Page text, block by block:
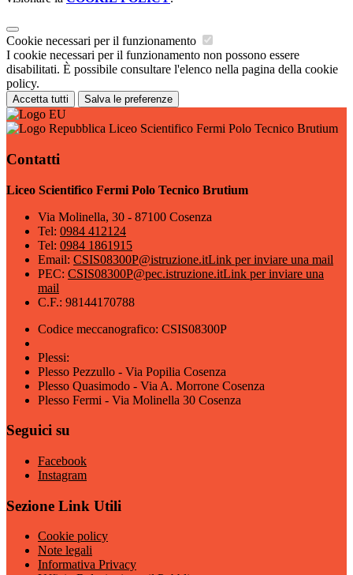
Cookie necessari per il funzionamento
I cookie necessari per il funzionamento non possono essere
disabilitati. È possibile consultare l'elenco nella pagina della cookie
policy.
Accetta tutti Salva le preferenze
Liceo Scientifico Fermi Polo Tecnico Brutium
Contatti
Liceo Scientifico Fermi Polo Tecnico Brutium
Via Molinella, 30 - 87100 Cosenza
Tel: 0984 412124
Tel: 0984 1861915
Email: CSIS08300P@istruzione.itLink per inviare una mail
PEC: CSIS08300P@pec.istruzione.itLink per inviare una
mail
C.F.: 98144170788
Codice meccanografico: CSIS08300P
Plessi:
Plesso Pezzullo - Via Popilia Cosenza
Plesso Quasimodo - Via A. Morrone Cosenza
Plesso Fermi - Via Molinella 30 Cosenza
Seguici su
Facebook
Instagram
Sezione Link Utili
Cookie policy
Note legali
Informativa Privacy